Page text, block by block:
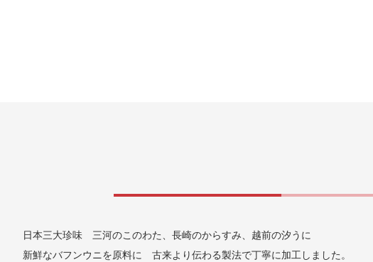
日本三大珍味 三河のこのわた、長崎のからすみ、越前の汐うに
新鮮なバフンウニを原料に 古来より伝わる製法で丁寧に加工しました。